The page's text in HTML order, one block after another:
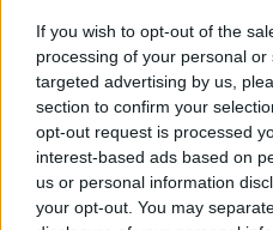
If you wish to opt-out of the
processing of your personal
targeted advertising by us,
section to confirm your
opt-out request is processed
interest-based ads based on
us or personal information
your opt-out. You may